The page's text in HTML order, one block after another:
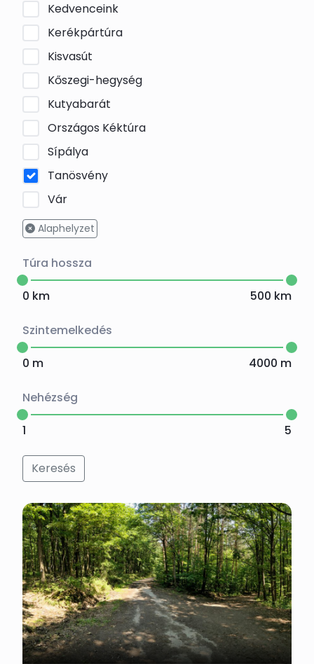
Kedvenceink
Kerékpártúra
Kisvasút
Kőszegi-hegység
Kutyabarát
Országos Kéktúra
Sípálya
Tanösvény
Vár
Alaphelyzet
Túra hossza
0 km 500 km
Szintemelkedés
0 m 4000 m
Nehézség
1 5
Keresés